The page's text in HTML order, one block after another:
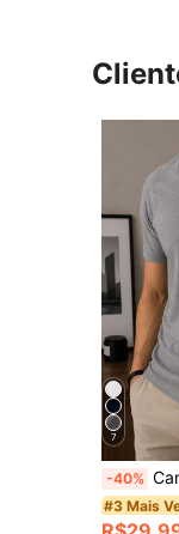
7
-40%
#3 Mais